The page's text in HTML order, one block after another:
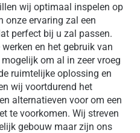
wij optimaal inspelen op
onze ervaring zal een
perfect bij u zal passen.
en het gebruik van
om al in zeer vroeg
ruimtelijke oplossing en
wij voortdurend het
alternatieven voor om een
te voorkomen. Wij streven
gebouw maar zijn ons